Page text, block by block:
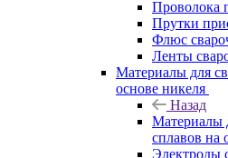
Проволока
Прутки
Флюс
Ленты
Материалы для
основе никеля
Назад
Материалы
сплавов на
Электроды